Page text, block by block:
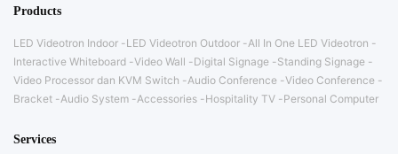
Products
LED Videotron Indoor LED Videotron Outdoor
All In One LED Videotron
Interactive Whiteboard Video Wall Digital Signage
Standing Signage
Video Processor dan KVM Switch
Audio Conference Video Conference
Bracket
Audio System Accessories Hospitality TV Personal Computer
Services